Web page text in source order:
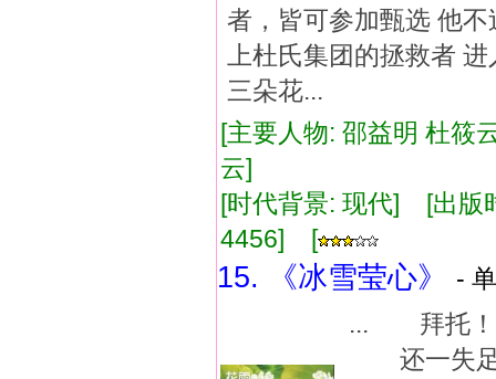
者，皆可参加甄选 他
上杜氏集团的拯救者
三朵花...
[主要人物: 邵益明 杜
云]
[时代背景: 现代] [出
4456] [
15. 《冰雪莹心》
-
... 拜托！
还一失